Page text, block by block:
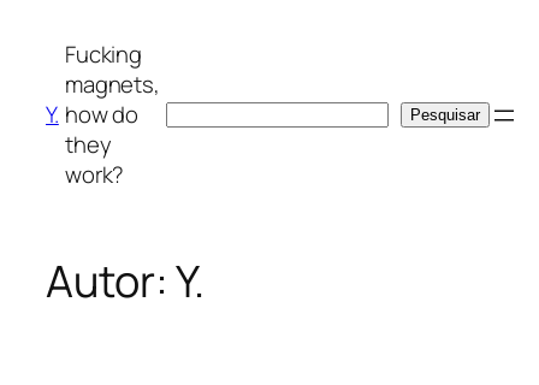
conteúdo
Y.
Fucking
magnets,
how do
they
work?
Pesquisar
Autor:Y.